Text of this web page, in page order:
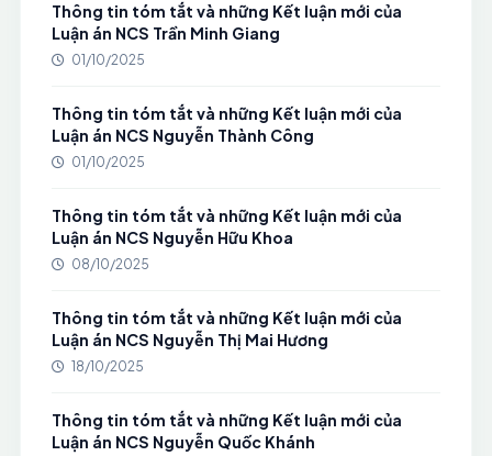
Thông tin tóm tắt và những Kết luận mới của
Luận án NCS Trần Minh Giang
01/10/2025
Thông tin tóm tắt và những Kết luận mới của
Luận án NCS Nguyễn Thành Công
01/10/2025
Thông tin tóm tắt và những Kết luận mới của
Luận án NCS Nguyễn Hữu Khoa
08/10/2025
Thông tin tóm tắt và những Kết luận mới của
Luận án NCS Nguyễn Thị Mai Hương
18/10/2025
Thông tin tóm tắt và những Kết luận mới của
Luận án NCS Nguyễn Quốc Khánh